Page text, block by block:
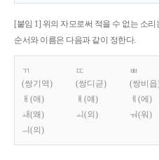
[붙임 1] 위의 자모로써 적을 수 없는 소
순서와 이름은 다음과 같이 정한다.
ㄲ
(쌍기역)
ㄸ
(쌍디귿)
ㅃ
(쌍비읍
ㅐ(애)
ㅒ(얘) ㅔ(에)
ㅙ(왜)
ㅚ(외) ㅝ(워)
ㅢ(의)